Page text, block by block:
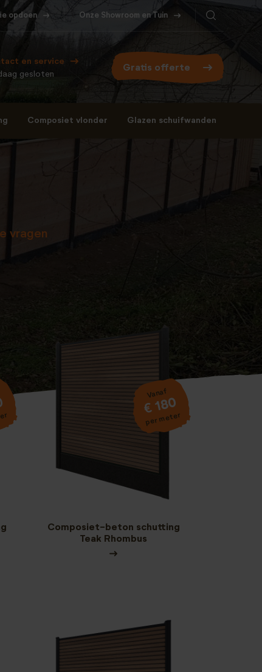
opdoen Onze Showroom en Tuin
en service
gesloten
Gratis offerte
Composiet vlonder Glazen schuifwanden
vragen
Vanaf
€ 180
per meter
Composiet-beton schutting
Teak Rhombus